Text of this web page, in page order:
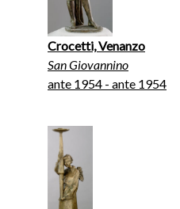
Crocetti, Venanzo
San Giovannino
ante 1954 - ante 1954